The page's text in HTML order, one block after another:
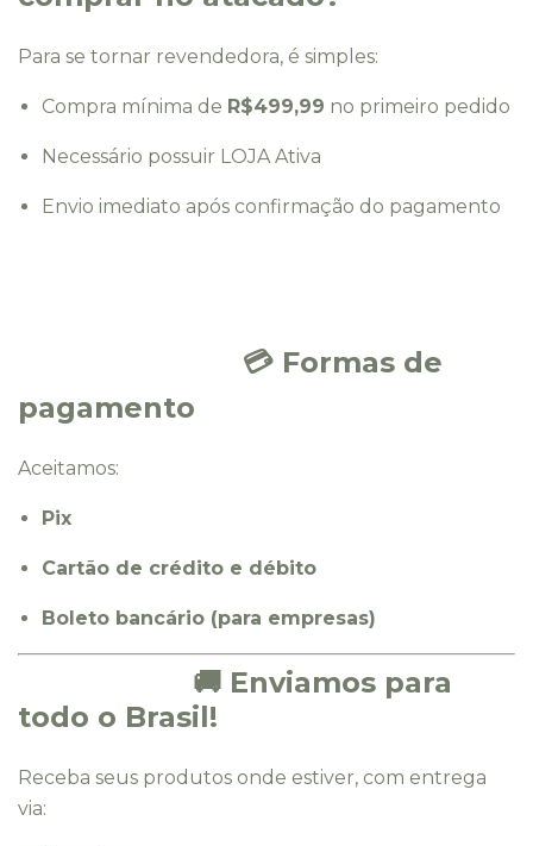
Para se tornar revendedora, é simples:
Compra mínima de R$499,99 no primeiro pedido
Necessário possuir LOJA Ativa
Envio imediato após confirmação do pagamento
💳 Formas de
pagamento
Aceitamos:
Pix
Cartão de crédito e débito
Boleto bancário (para empresas)
🚚 Enviamos para
todo o Brasil!
Receba seus produtos onde estiver, com entrega
via: